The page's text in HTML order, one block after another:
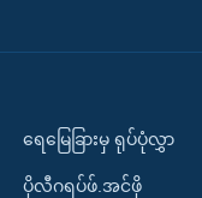
ရေမြေခြားမှ ရုပ်ပုံလွှာ
ပိုလီဂရပ်ဖ်.အင်ဖို